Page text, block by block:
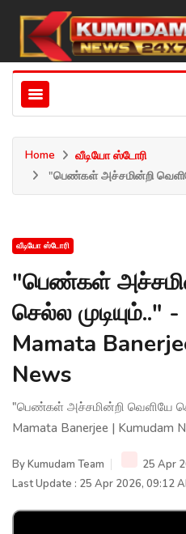
Home
வீடியோ ஸ்டோரி
"பெண்கள் அச்சமின்றி
வீடியோ ஸ்டோரி
"பெண்கள்
செல்ல முடியும்.."
Mamata
News
"பெண்கள் அச்சமின்றி வெளியே
Mamata Banerjee | Kumudam
ByKumudam Team
25 Apr
Last Update : 25 Apr 2026, 09:12